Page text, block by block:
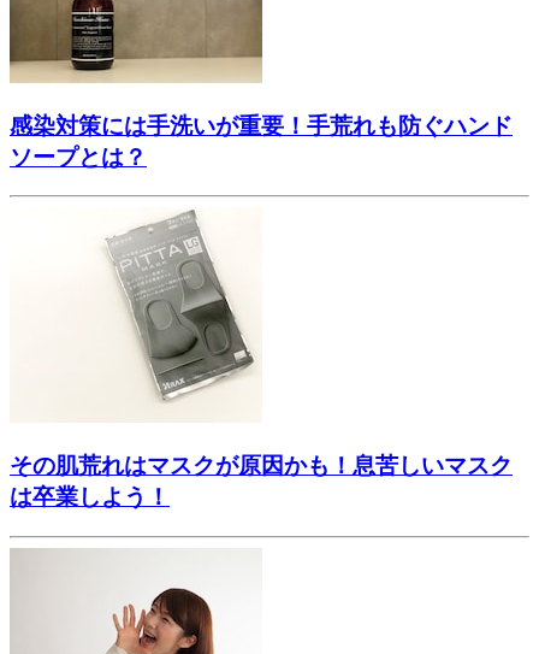
感染対策には手洗いが重要！手荒れも防ぐハンド
ソープとは？
その肌荒れはマスクが原因かも！息苦しいマスク
は卒業しよう！